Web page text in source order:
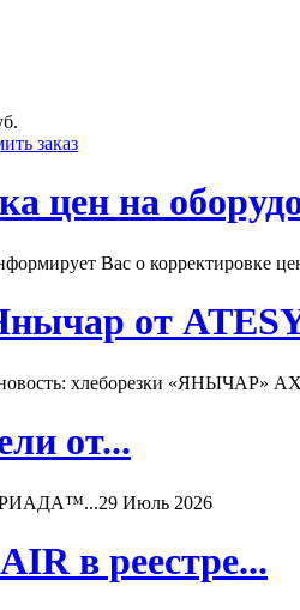
заказ
цен на
Вас о корректировке
от
хлеборезки «ЯНЫЧАР»
от...
29 Июль 2026
в реестре...